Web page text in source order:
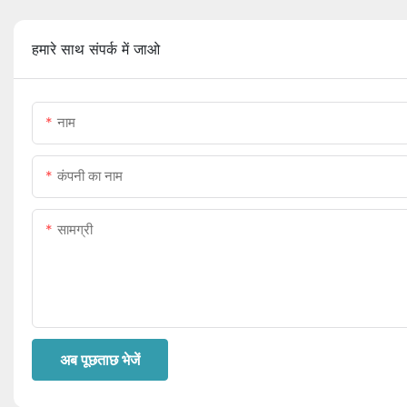
हमारे साथ संपर्क में जाओ
नाम
कंपनी का नाम
सामग्री
अब पूछताछ भेजें